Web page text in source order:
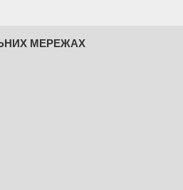
МЕРЕЖАХ